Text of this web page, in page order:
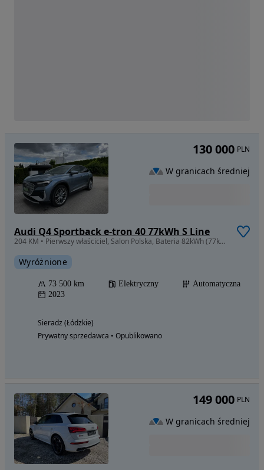
Audi Q4 Sportback e-tron 40 77kWh S Line
204 KM • Pierwszy właściciel, Salon Polska, Bateria 82kWh (77kWh netto), S Line
Wyróżnione
73 500 km Elektryczny
Automatyczna
2023
Sieradz (Łódzkie)
Prywatny sprzedawca • Opublikowano
130 000 PLN
W granicach średniej
149 000 PLN
W granicach średniej